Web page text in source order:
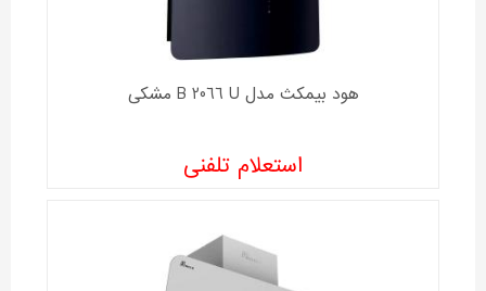
هود بیمکث مدل B 2066 U مشکی
استعلام تلفنی